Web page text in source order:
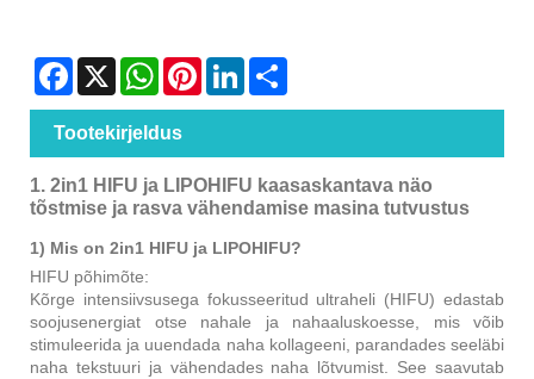
Facebook
X WhatsAppPinterestLinkedIn
Tootekirjeldus
1. 2in1 HIFU ja LIPOHIFU kaasaskantava näo
tõstmise ja rasva vähendamise masina tutvustus
1) Mis on 2in1 HIFU ja LIPOHIFU?
HIFU põhimõte:
Kõrge intensiivsusega fokusseeritud ultraheli (HIFU) edastab
soojusenergiat otse nahale ja nahaaluskoesse, mis võib
stimuleerida ja uuendada naha kollageeni, parandades seeläbi
naha tekstuuri ja vähendades naha lõtvumist. See saavutab